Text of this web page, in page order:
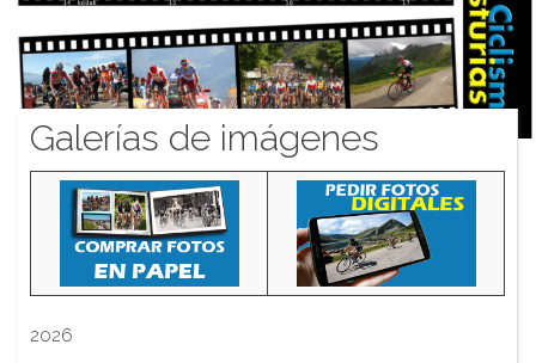
Galerías de imágenes
2026